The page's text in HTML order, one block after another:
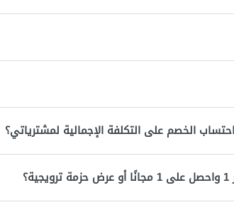
الخصم على التكلفة الإجمالية لمشترياتي؟